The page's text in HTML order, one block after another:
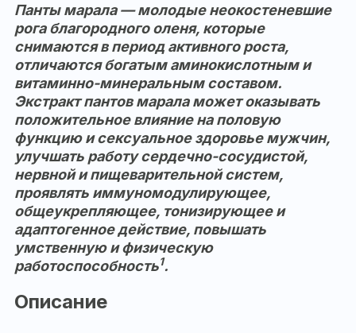
Панты марала — молодые неокостеневшие
рога благородного оленя, которые
снимаются в период активного роста,
отличаются богатым аминокислотным и
витаминно-минеральным составом.
Экстракт пантов марала может оказывать
положительное влияние на половую
функцию и сексуальное здоровье мужчин,
улучшать работу сердечно-сосудистой,
нервной и пищеварительной систем,
проявлять иммуномодулирующее,
общеукрепляющее, тонизирующее и
адаптогенное действие, повышать
умственную и физическую
работоспособность1.
Описание